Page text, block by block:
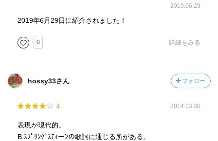
2019.06.29
2019年6月29日に紹介されました！
0 詳細をみる
hossy33さん フォロー
4 2014.03.30
表現が現代的。
B.ｽﾌﾟﾘﾝｸﾞｽﾃｨーﾝの歌詞に通じる所がある。